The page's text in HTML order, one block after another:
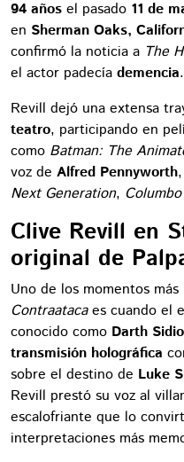
94 años el pasado 11 de
en Sherman Oaks,
confirmó la noticia a The
el actor padecía demencia.
Revill dejó una extensa
teatro, participando en
como Batman: The
voz de Alfred Pennyworth
Next Generation, Columbo
Clive Revill en
original de
Uno de los momentos
Contraatacaes cuando el
conocido como Darth
transmisión holográfica
sobre el destino de Luke
Revill prestó su voz al
escalofriante que lo
interpretaciones más